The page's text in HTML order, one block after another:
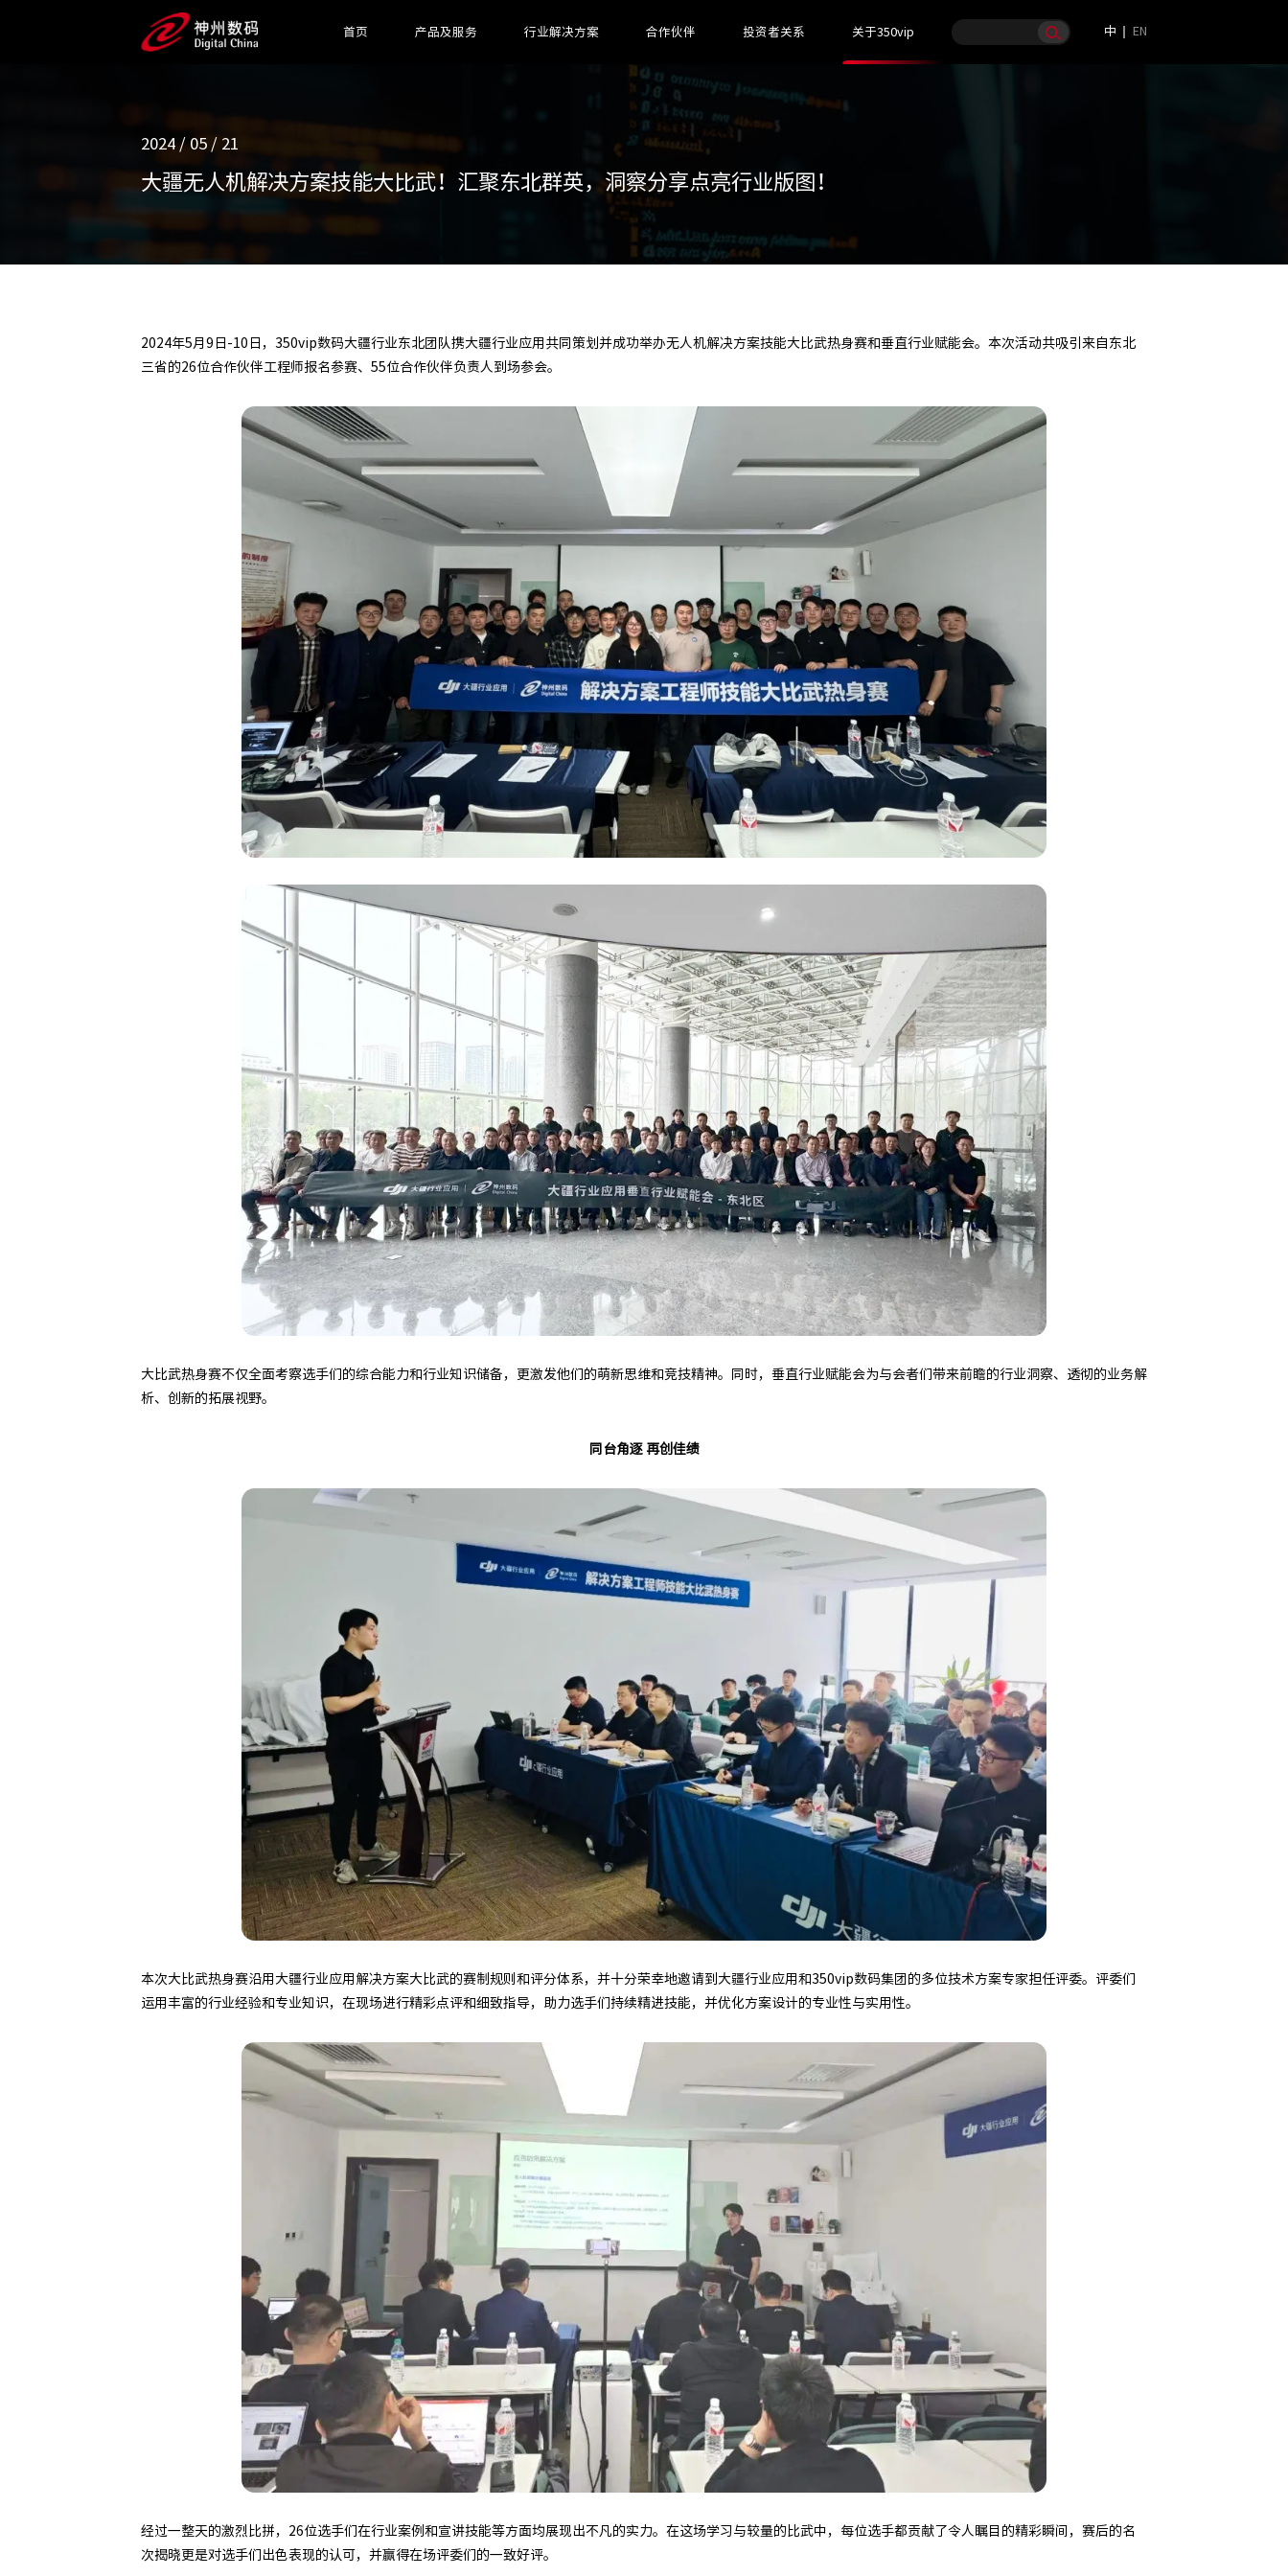
首页 产品及服务 行业解决方案 合作伙伴 投资者关系 关于350vip 中 EN
2024 / 05 / 21
大疆无人机解决方案技能大比武！汇聚东北群英，洞察分享点亮行业版图！
2024年5月9日-10日，350vip数码大疆行业东北团队携大疆行业应用共同策划并成功举办无人机解决方案技能大比武热身赛和垂直行业赋能会。本次活动共吸引来自东北
三省的26位合作伙伴工程师报名参赛、55位合作伙伴负责人到场参会。
大比武热身赛不仅全面考察选手们的综合能力和行业知识储备，更激发他们的萌新思维和竞技精神。同时，垂直行业赋能会为与会者们带来前瞻的行业洞察、透彻的业务解
析、创新的拓展视野。
同台角逐 再创佳绩
本次大比武热身赛沿用大疆行业应用解决方案大比武的赛制规则和评分体系，并十分荣幸地邀请到大疆行业应用和350vip数码集团的多位技术方案专家担任评委。评委们
运用丰富的行业经验和专业知识，在现场进行精彩点评和细致指导，助力选手们持续精进技能，并优化方案设计的专业性与实用性。
经过一整天的激烈比拼，26位选手们在行业案例和宣讲技能等方面均展现出不凡的实力。在这场学习与较量的比武中，每位选手都贡献了令人瞩目的精彩瞬间，赛后的名
次揭晓更是对选手们出色表现的认可，并赢得在场评委们的一致好评。